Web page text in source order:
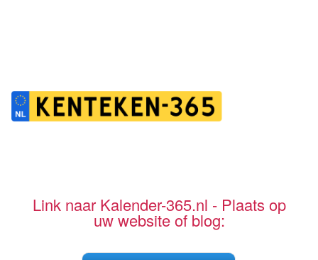
Link naar Kalender-365.nl - Plaats op
uw website of blog: